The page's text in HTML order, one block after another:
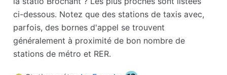
ci-dessous. Notez que des stations de taxis avec,
parfois, des bornes d'appel se trouvent
généralement à proximité de bon nombre de
stations de métro et RER.